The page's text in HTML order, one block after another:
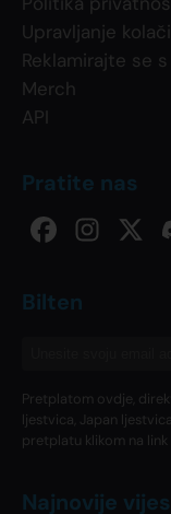
Upravljanje
Reklamirajte se
Merch
API
Pratite nas
Bilten
Pretplatom ovdje,
ljestvica, Japan
pretplatu klikom na
Najnovije